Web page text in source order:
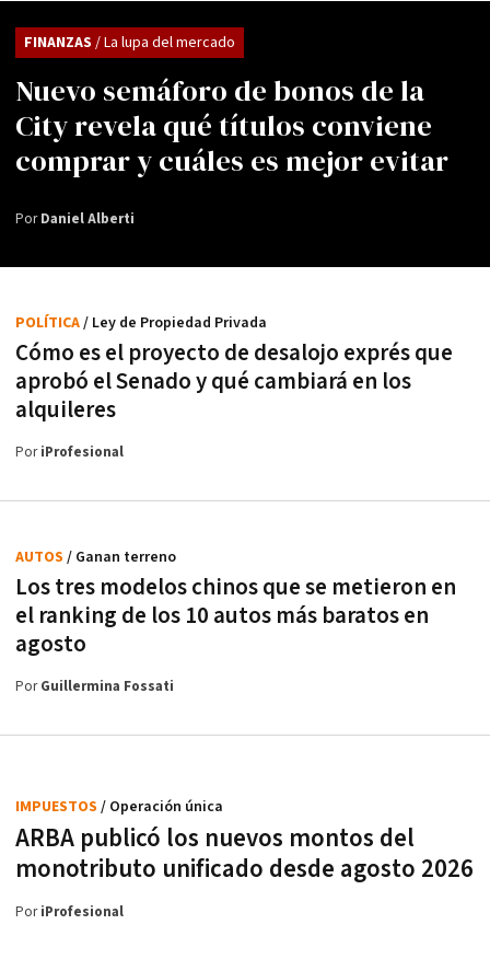
Nuevo semáforo de bonos de la
City revela qué títulos conviene
comprar y cuáles es mejor evitar
FINANZAS / La lupa del mercado
PorDaniel Alberti
Cómo es el proyecto de desalojo exprés que
aprobó el Senado y qué cambiará en los
alquileres
POLÍTICA/ Ley de Propiedad Privada
PoriProfesional
Los tres modelos chinos que se metieron en
el ranking de los 10 autos más baratos en
agosto
AUTOS / Ganan terreno
PorGuillermina Fossati
ARBA publicó los nuevos montos del
monotributo unificado desde agosto 2026
IMPUESTOS / Operación única
PoriProfesional